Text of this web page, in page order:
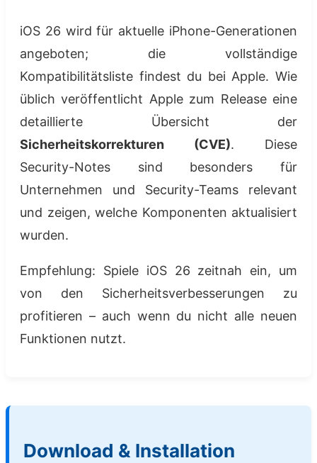
iOS 26 wird für aktuelle iPhone-Generationen
angeboten; die vollständige
Kompatibilitätsliste findest du bei Apple. Wie
üblich veröffentlicht Apple zum Release eine
detaillierte Übersicht der
Sicherheitskorrekturen (CVE). Diese
Security-Notes sind besonders für
Unternehmen und Security-Teams relevant
und zeigen, welche Komponenten aktualisiert
wurden.
Empfehlung: Spiele iOS 26 zeitnah ein, um
von den Sicherheitsverbesserungen zu
profitieren – auch wenn du nicht alle neuen
Funktionen nutzt.
Download & Installation